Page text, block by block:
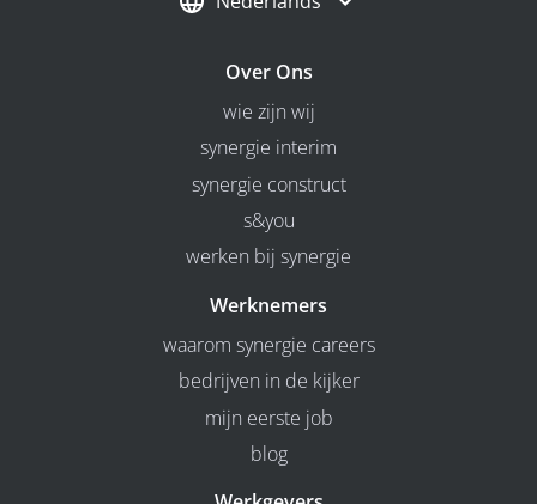
Over Ons
wie zijn wij
synergie interim
synergie construct
s&you
werken bij synergie
Werknemers
waarom synergie careers
bedrijven in de kijker
mijn eerste job
blog